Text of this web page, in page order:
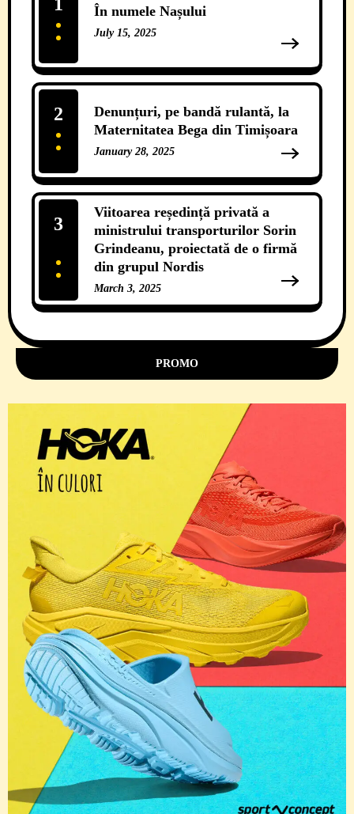
În numele Nașului
July 15, 2025
Denunțuri, pe bandă rulantă, la
Maternitatea Bega din Timișoara
January 28, 2025
2
Viitoarea reședință privată a
ministrului transporturilor Sorin
Grindeanu, proiectată de o firmă
din grupul Nordis
March 3, 2025
11 Comments
3
PROMO